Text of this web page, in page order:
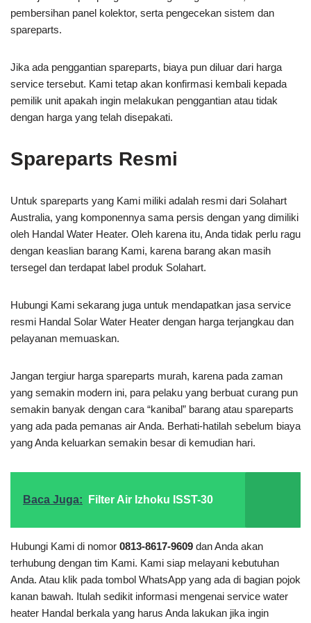
pembersihan panel kolektor, serta pengecekan sistem dan
spareparts.
Jika ada penggantian spareparts, biaya pun diluar dari harga
service tersebut. Kami tetap akan konfirmasi kembali kepada
pemilik unit apakah ingin melakukan penggantian atau tidak
dengan harga yang telah disepakati.
Spareparts Resmi
Untuk spareparts yang Kami miliki adalah resmi dari Solahart
Australia, yang komponennya sama persis dengan yang dimiliki
oleh Handal Water Heater. Oleh karena itu, Anda tidak perlu ragu
dengan keaslian barang Kami, karena barang akan masih
tersegel dan terdapat label produk Solahart.
Hubungi Kami sekarang juga untuk mendapatkan jasa service
resmi Handal Solar Water Heater dengan harga terjangkau dan
pelayanan memuaskan.
Jangan tergiur harga spareparts murah, karena pada zaman
yang semakin modern ini, para pelaku yang berbuat curang pun
semakin banyak dengan cara “kanibal” barang atau spareparts
yang ada pada pemanas air Anda. Berhati-hatilah sebelum biaya
yang Anda keluarkan semakin besar di kemudian hari.
Baca Juga: Filter Air Izhoku ISST-30
Hubungi Kami di nomor 0813-8617-9609 dan Anda akan
terhubung dengan tim Kami. Kami siap melayani kebutuhan
Anda. Atau klik pada tombol WhatsApp yang ada di bagian pojok
kanan bawah. Itulah sedikit informasi mengenai service water
heater Handal berkala yang harus Anda lakukan jika ingin